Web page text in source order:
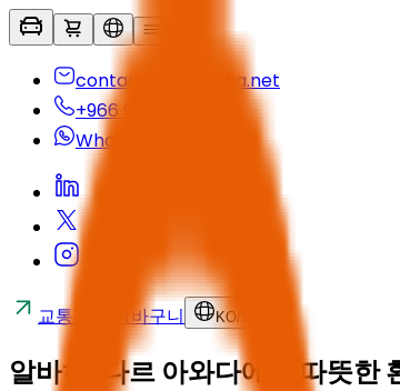
contactus@seyaha.net
+966 920 032 547
Whatsapp
교통편 장바구니 KO/
알바하: 다르 아와다에서 따뜻한